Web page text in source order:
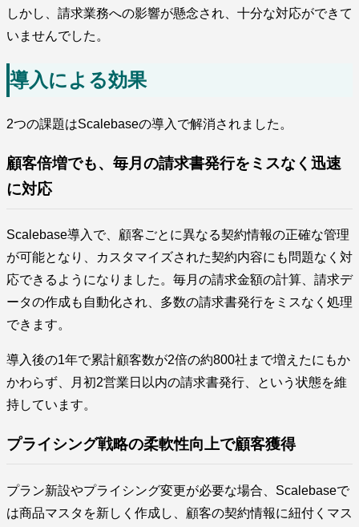
しかし、請求業務への影響が懸念され、十分な対応ができて
いませんでした。
導入による効果
2つの課題はScalebaseの導入で解消されました。
顧客倍増でも、毎月の請求書発行をミスなく迅速
に対応
Scalebase導入で、顧客ごとに異なる契約情報の正確な管理
が可能となり、カスタマイズされた契約内容にも問題なく対
応できるようになりました。毎月の請求金額の計算、請求デ
ータの作成も自動化され、多数の請求書発行をミスなく処理
できます。
導入後の1年で累計顧客数が2倍の約800社まで増えたにもか
かわらず、月初2営業日以内の請求書発行、という状態を維
持しています。
プライシング戦略の柔軟性向上で顧客獲得
プラン新設やプライシング変更が必要な場合、Scalebaseで
は商品マスタを新しく作成し、顧客の契約情報に紐付くマス